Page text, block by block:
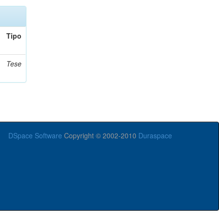
Tipo
Tese
DSpace Software Copyright © 2002-2010 Duraspace